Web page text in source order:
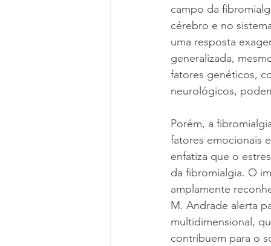
campo da
cérebro e no
uma resposta
generalizada,
fatores genéticos,
neurológicos,
Porém, a
fatores emocionais
enfatiza que o
da fibromialgia. O
amplamente
M. Andrade alerta
multidimensional,
contribuem para o